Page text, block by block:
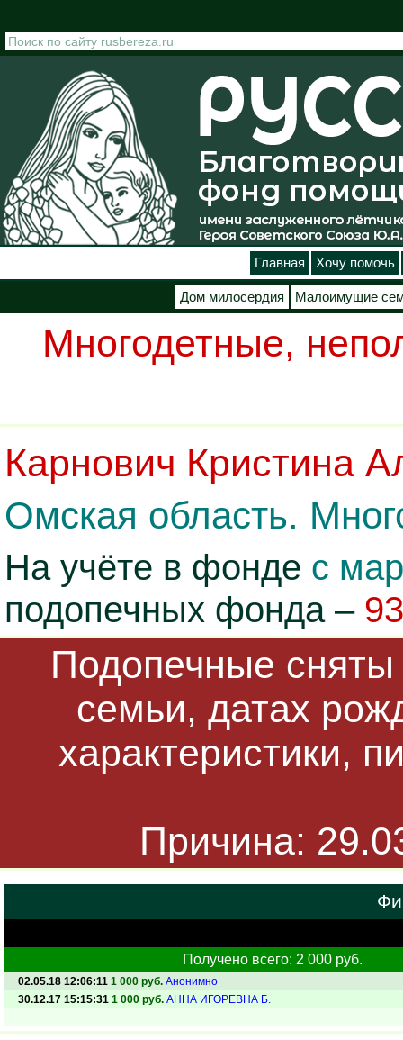
Главная Хочу помочь
Дом милосердия Малоимущие
Многодетные,
Карнович Кристина
Омская область.
На учёте в фонде с
подопечных фонда –
Подопечные
семьи, датах
характеристики,
Причина:
Получено всего: 2 000 руб.
02.05.18 12:06:11 1 000 руб. Анонимно
30.12.17 15:15:31 1 000 руб. АННА ИГОРЕВНА Б.